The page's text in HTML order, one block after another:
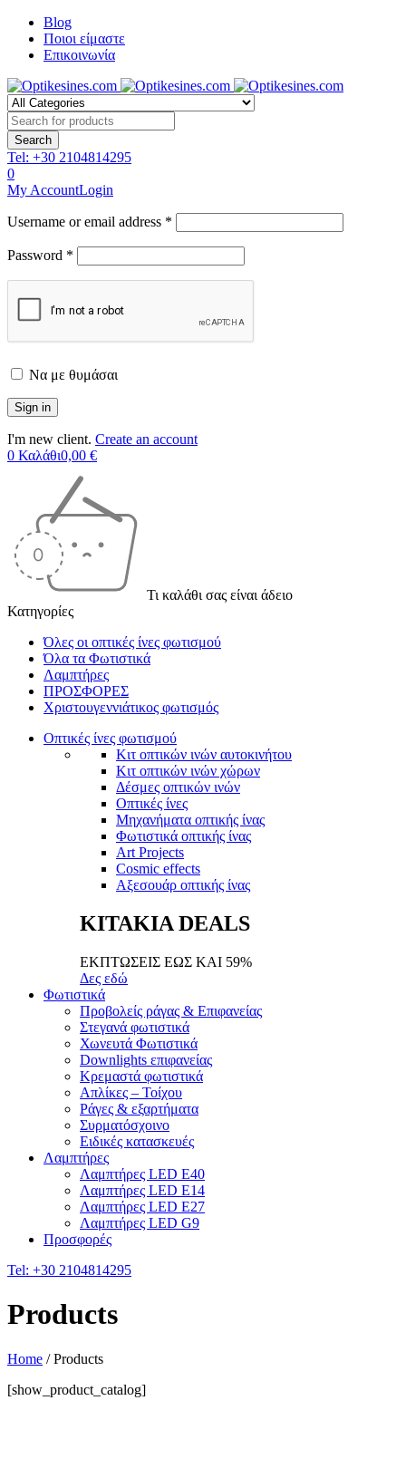
Blog
Ποιοι είμαστε
Επικοινωνία
Tel: +30 2104814295
0
My AccountLogin
Username or email address *
Password *
Να με θυμάσαι
I'm new client. Create an account
0 Καλάθι0,00 €
Τι καλάθι σας είναι άδειο
Κατηγορίες
Όλες οι οπτικές ίνες φωτισμού
Όλα τα Φωτιστικά
Λαμπτήρες
ΠΡΟΣΦΟΡΕΣ
Χριστουγεννιάτικος φωτισμός
Οπτικές ίνες φωτισμού
Κιτ οπτικών ινών αυτοκινήτου
Κιτ οπτικών ινών χώρων
Δέσμες οπτικών ινών
Οπτικές ίνες
Μηχανήματα οπτικής ίνας
Φωτιστικά οπτικής ίνας
Art Projects
Cosmic effects
Αξεσουάρ οπτικής ίνας
ΚΙΤΑΚΙΑ DEALS
ΕΚΠΤΩΣΕΙΣ ΕΩΣ ΚΑΙ 59%
Δες εδώ
Φωτιστικά
Προβολείς ράγας & Επιφανείας
Στεγανά φωτιστικά
Χωνευτά Φωτιστικά
Downlights επιφανείας
Κρεμαστά φωτιστικά
Απλίκες – Τοίχου
Ράγες & εξαρτήματα
Συρματόσχοινο
Ειδικές κατασκευές
Λαμπτήρες
Λαμπτήρες LED E40
Λαμπτήρες LED E14
Λαμπτήρες LED E27
Λαμπτήρες LED G9
Προσφορές
Tel: +30 2104814295
Products
Home / Products
[show_product_catalog]